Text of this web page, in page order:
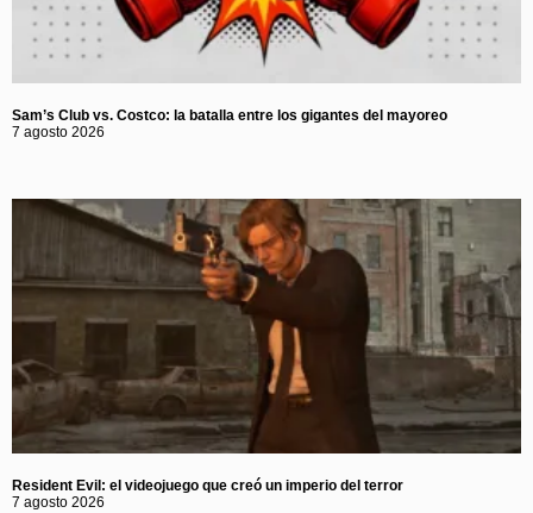
Sam’s Club vs. Costco: la batalla entre los gigantes del mayoreo
7 agosto 2026
Resident Evil: el videojuego que creó un imperio del terror
7 agosto 2026